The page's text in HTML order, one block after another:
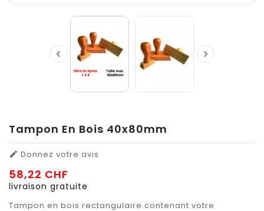
 
Tampon En Bois 40x80mm
 Donnez votre avis
58,22 CHF
livraison gratuite
Tampon en bois rectangulaire contenant votre